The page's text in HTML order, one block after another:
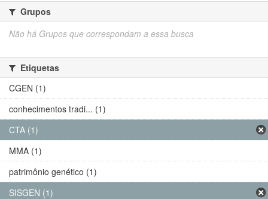
Grupos
Não há Grupos que correspondam a essa busca
Etiquetas
CGEN (1)
conhecimentos tradi... (1)
CTA (1)
MMA (1)
patrimônio genético (1)
SISGEN (1)